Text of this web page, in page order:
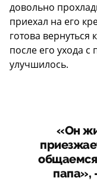
довольно
приехал на его
готова
после его ухода
улучшилось.
«Он
папа»,